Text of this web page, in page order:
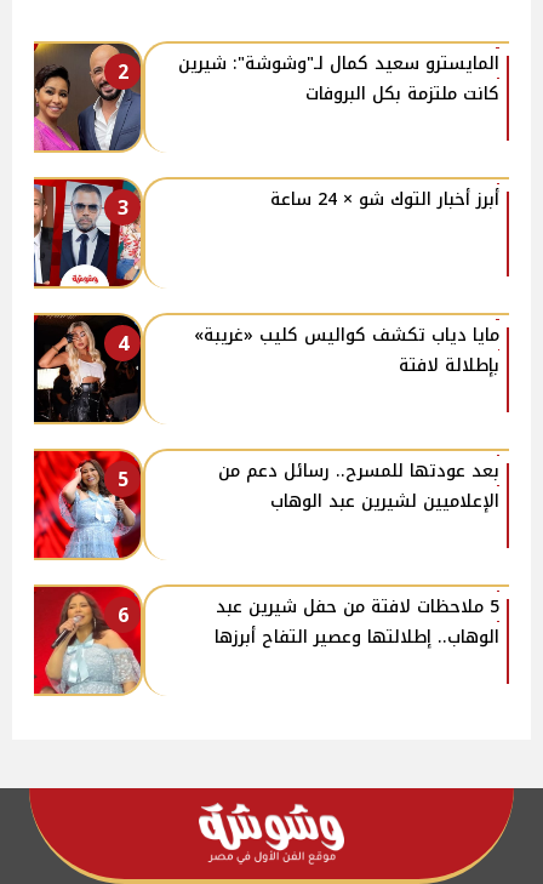
2
المايسترو سعيد كمال لـ"وشوشة": شيرين
كانت ملتزمة بكل البروفات
3 أبرز أخبار التوك شو × 24 ساعة
4
مايا دياب تكشف كواليس كليب «غريبة»
بإطلالة لافتة
5
بعد عودتها للمسرح.. رسائل دعم من
الإعلاميين لشيرين عبد الوهاب
6
5 ملاحظات لافتة من حفل شيرين عبد
الوهاب.. إطلالتها وعصير التفاح أبرزها